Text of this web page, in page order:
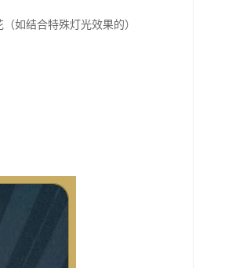
如结合特殊灯光效果的）